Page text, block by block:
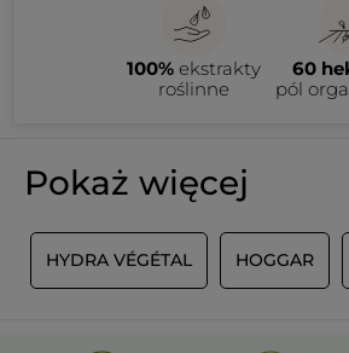
100% ekstrakty
roślinne
60
pól
Pokaż więcej
HYDRA VÉGÉTAL HOGGAR